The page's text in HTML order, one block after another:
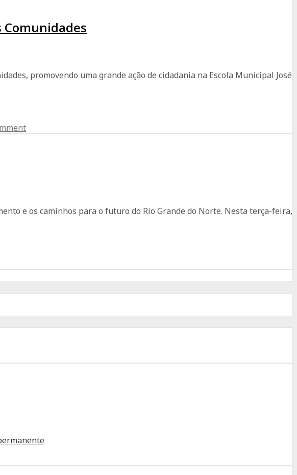
Comunidades
promovendo uma grande ação de cidadania na Escola Municipal José
e os caminhos para o futuro do Rio Grande do Norte. Nesta terça-feira,